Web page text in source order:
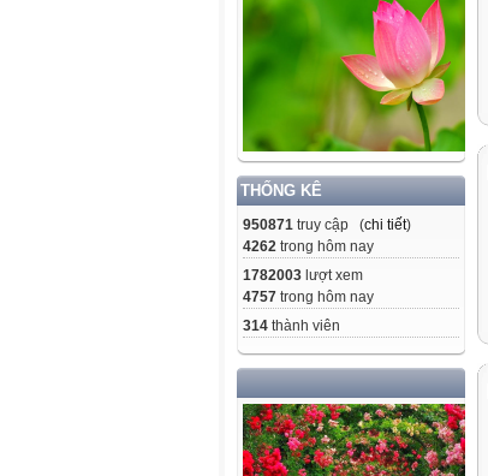
THỐNG KÊ
950871 truy cập (chi tiết)
4262 trong hôm nay
1782003 lượt xem
4757 trong hôm nay
314 thành viên